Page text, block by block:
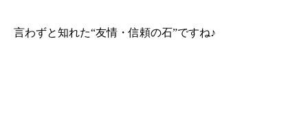
言わずと知れた“友情・信頼の石”ですね♪